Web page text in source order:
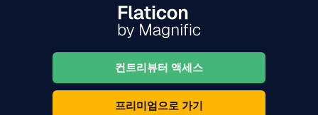
컨트리뷰터 액세스
프리미엄으로 가기